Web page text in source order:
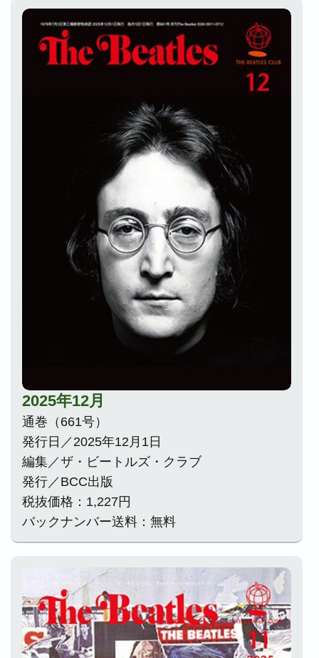
2025年12月
通巻（661号）
発行日／2025年12月1日
編集／ザ・ビートルズ・クラブ
発行／BCC出版
税抜価格：1,227円
バックナンバー送料：無料